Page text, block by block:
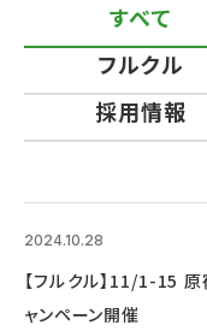
すべて
フルクル
採用情報
2024.10.28
【フルクル】11/1-15
ャンペーン開催